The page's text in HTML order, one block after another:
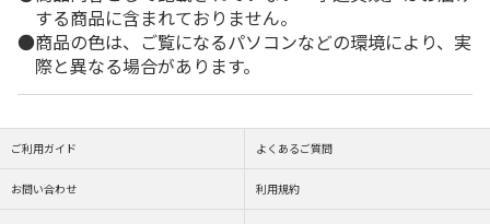
する商品に含まれておりません。
商品の色は、ご覧になるパソコンなどの環境により、実
際と異なる場合があります。
ご利用ガイド よくあるご質問
お問い合わせ 利用規約